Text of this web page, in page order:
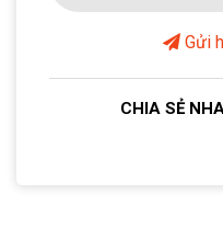
Gửi
CHIA SẺ